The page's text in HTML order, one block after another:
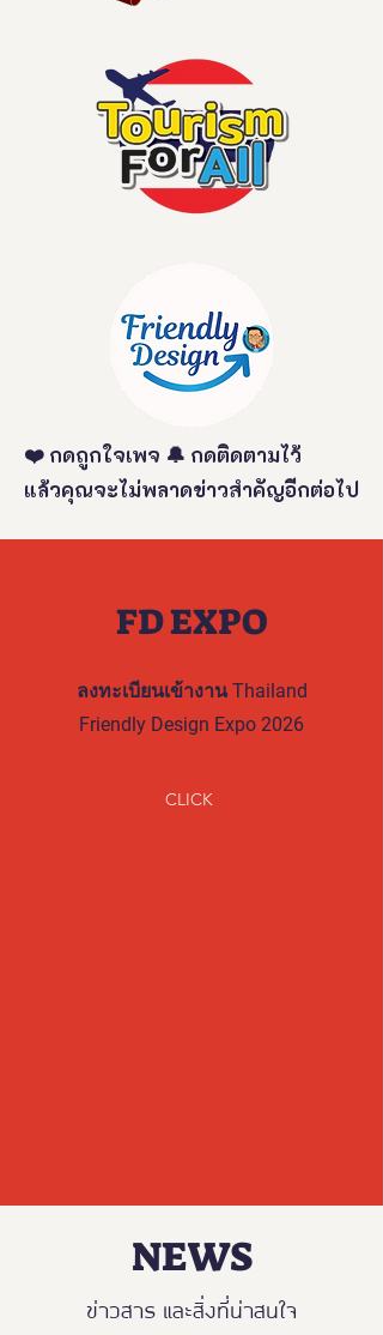
❤️ กดถูกใจเพจ 🔔 กดติดตามไว้
แล้วคุณจะไม่พลาดข่าวสำคัญอีกต่อไป
FD EXPO
ลงทะเบียนเข้างาน Thailand
Friendly Design Expo 2026
CLICK
NEWS
ข่าวสาร และสิ่งที่น่าสนใจ